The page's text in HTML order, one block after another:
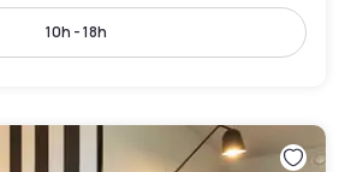
10h - 18h